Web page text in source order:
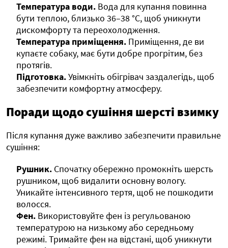
Температура води. Вода для купання повинна
бути теплою, близько 36–38 °C, щоб уникнути
дискомфорту та переохолодження.
Температура приміщення. Приміщення, де ви
купаєте собаку, має бути добре прогрітим, без
протягів.
Підготовка.Увімкніть обігрівач заздалегідь, щоб
забезпечити комфортну атмосферу.
Поради щодо сушіння шерсті взимку
Після купання дуже важливо забезпечити правильне
сушіння:
Рушник. Спочатку обережно промокніть шерсть
рушником, щоб видалити основну вологу.
Уникайте інтенсивного тертя, щоб не пошкодити
волосся.
Фен. Використовуйте фен із регульованою
температурою на низькому або середньому
режимі. Тримайте фен на відстані, щоб уникнути